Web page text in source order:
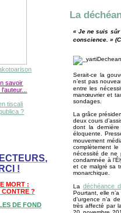
savoir
tiscali
?
!
MORT :
CONTRE ?
DE FOND
La
« Je ne suis sûr
conscience. »
Serait-ce la
n’est pas
entre les
manœuvrier et
sondages.
La grâce
deux cours
dont la
éloquente.
mouvement
complètement
nécessité de ne
condamnée à
et ce malgré sa
monarchique.
La déchéance
Pourtant, elle
d’urgence n’a
très affecté par